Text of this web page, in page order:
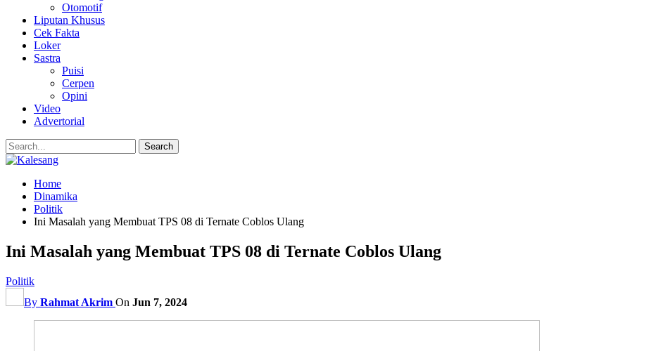
Otomotif
Liputan Khusus
Cek Fakta
Loker
Sastra
Puisi
Cerpen
Opini
Video
Advertorial
Home
Dinamika
Politik
Ini Masalah yang Membuat TPS 08 di Ternate Coblos Ulang
Ini Masalah yang Membuat TPS 08 di Ternate Coblos Ulang
Politik
By Rahmat Akrim On Jun 7, 2024